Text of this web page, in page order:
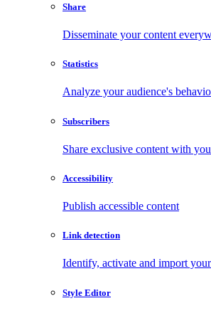
Share
Disseminate your content
Statistics
Analyze your audience's
Subscribers
Share exclusive content with
Accessibility
Publish accessible content
Link detection
Identify, activate and import
Style Editor